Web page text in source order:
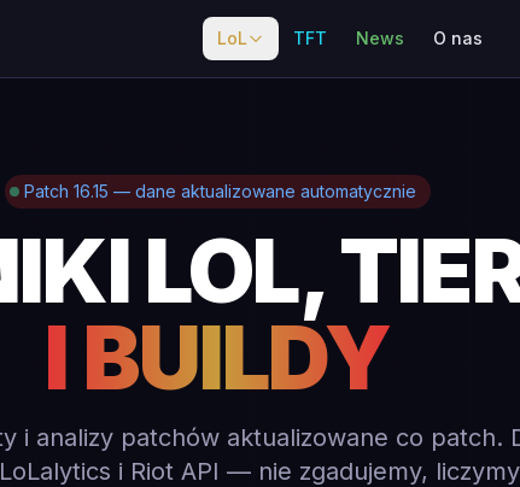
LoL TFT News O nas
Patch 16.15 — dane aktualizowane automatycznie
LOL,
I BUILDY
i analizy patchów aktualizowane co patch.
LoLalytics i Riot API — nie zgadujemy,